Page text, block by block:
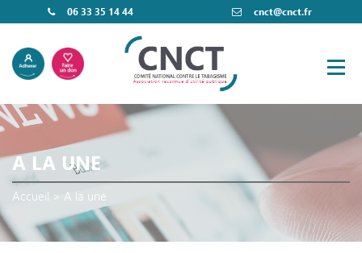
06 33 35 14 44 cnct@cnct.fr
A LA UNE
Accueil > A la une